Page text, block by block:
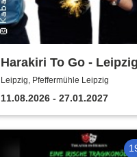
Harakiri To Go -
Pfeffermühle
Leipzig, Pfeffermühle Leipzig
11.08.2026 - 27.01.2027